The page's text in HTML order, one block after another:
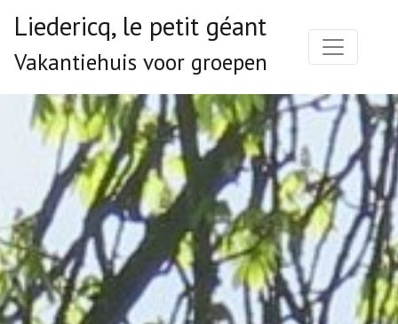
Liedericq, le petit géant
Vakantiehuis voor groepen